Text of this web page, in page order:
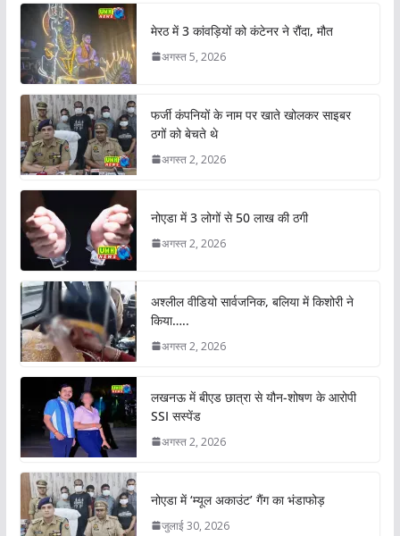
मेरठ में 3 कांवड़ियों को कंटेनर ने रौंदा, मौत
अगस्त 5, 2026
फर्जी कंपनियों के नाम पर खाते खोलकर साइबर
ठगों को बेचते थे
अगस्त 2, 2026
नोएडा में 3 लोगों से 50 लाख की ठगी
अगस्त 2, 2026
अश्लील वीडियो सार्वजनिक, बलिया में किशोरी ने
किया…..
अगस्त 2, 2026
लखनऊ में बीएड छात्रा से यौन-शोषण के आरोपी
SSI सस्पेंड
अगस्त 2, 2026
नोएडा में ‘म्यूल अकाउंट’ गैंग का भंडाफोड़
जुलाई 30, 2026